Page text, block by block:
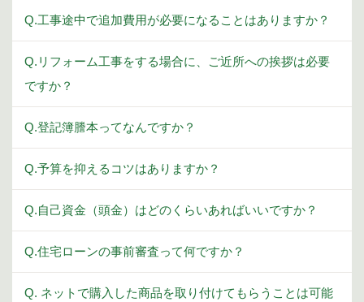
Q.工事途中で追加費用が必要になることはありますか？
Q.リフォーム工事をする場合に、ご近所への挨拶は必要
ですか？
Q.登記簿謄本ってなんですか？
Q.予算を抑えるコツはありますか？
Q.自己資金（頭金）はどのくらいあればいいですか？
Q.住宅ローンの事前審査って何ですか？
Q. ネットで購入した商品を取り付けてもらうことは可能